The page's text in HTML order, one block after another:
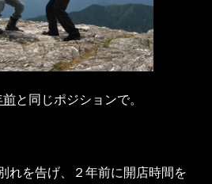
前と同じポジションで。
れを告げ、２年前に開店時間を